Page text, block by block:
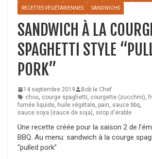
RECETTES VÉGÉTARIENNES SANDWICHS
SANDWICH À LA
SPAGHETTI STYLE
PORK”
14 septembre 2019
Bob le Chef
chou, courge spaghetti, courgette (zucchini),
fumée liquide, huile végétale, pain, sauce bbq,
sauce soya (sauce de soja), sirop d'érable
Une recette créée pour la saison 2 de
BBQ. Au menu: sandwich à la courge
“pulled pork”